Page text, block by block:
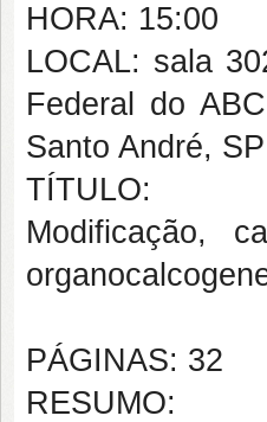
HORA: 15:00
LOCAL: sala
Federal do
Santo André, SP
TÍTULO:
Modificação,
PÁGINAS: 32
RESUMO: